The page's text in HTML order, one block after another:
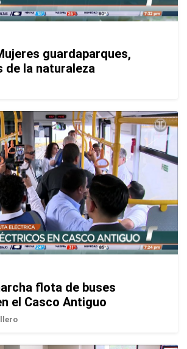
guardaparques,
la naturaleza
flota de buses
el Casco Antiguo